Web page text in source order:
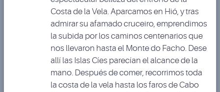
Costa de la Vela. Aparcamos en Hió, y tras
admirar su afamado cruceiro, emprendimos
la subida por los caminos centenarios que
nos llevaron hasta el Monte do Facho. Dese
allí las Islas Cíes parecían el alcance de la
mano. Después de comer, recorrimos toda
la costa de la vela hasta los faros de Cabo